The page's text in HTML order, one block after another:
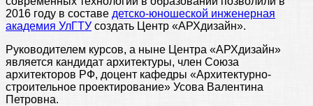
2016 году в составе детско-юношеской инженерная
академия УлГТУ создать Центр «АРХдизайн».
Руководителем курсов, а ныне Центра «АРХдизайн»
является кандидат архитектуры, член Союза
архитекторов РФ, доцент кафедры «Архитектурно-
строительное проектирование» Усова Валентина
Петровна.